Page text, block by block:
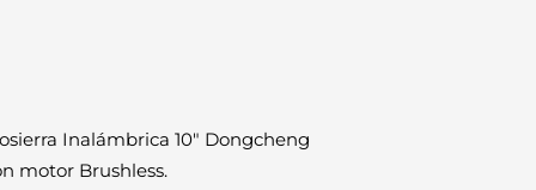
Inalámbrica 10″ Dongcheng
motor Brushless.